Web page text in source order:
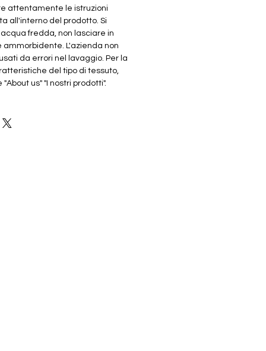
attentamente le istruzioni
all'interno del prodotto. Si
fredda, non lasciare in
ammorbidente. L'azienda non
da errori nel lavaggio. Per la
del tipo di tessuto,
us" "I nostri prodotti".